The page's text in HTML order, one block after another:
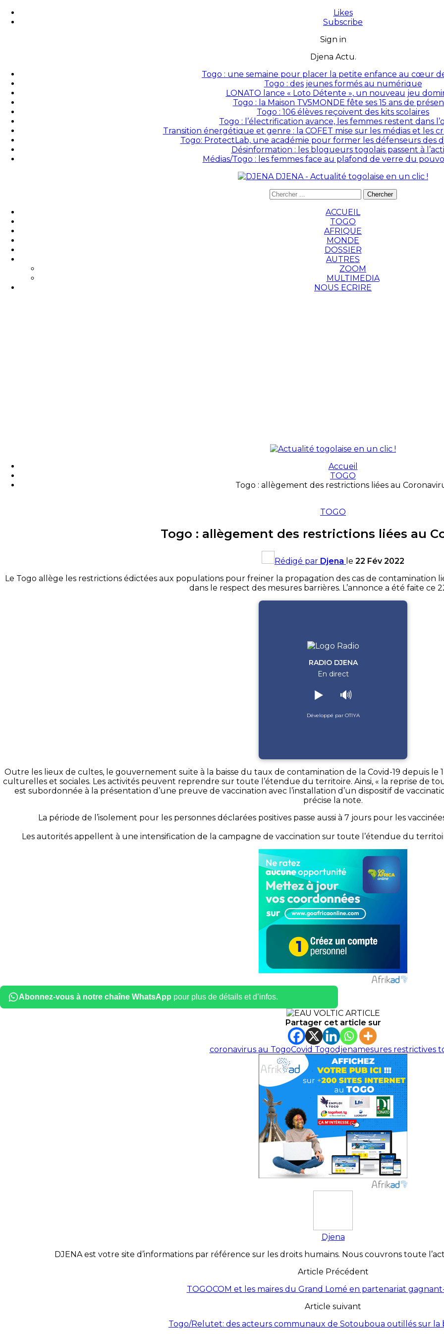
Likes
Subscribe
Sign in
Djena Actu.
Togo : une semaine pour placer la petite enfance au cœur
Togo : des jeunes formés au numérique
LONATO lance « Loto Détente », un nouveau jeu
Togo : la Maison TV5MONDE fête ses 15 ans de
Togo : 106 élèves reçoivent des kits scolaires
Togo : l’électrification avance, les femmes restent dans
Transition énergétique et genre : la COFET mise sur les médias et les
Togo: ProtectLab, une académie pour former les défenseurs des
Désinformation : les blogueurs togolais passent à
Médias/Togo : les femmes face au plafond de verre du
DJENA - Actualité togolaise en un clic !
ACCUEIL
TOGO
AFRIQUE
MONDE
DOSSIER
AUTRES
ZOOM
MULTIMEDIA
NOUS ECRIRE
Accueil
TOGO
Togo : allègement des restrictions liées au
TOGO
Togo : allègement des restrictions liées au
Rédigé par Djena le 22 Fév 2022
Le Togo allège les restrictions édictées aux populations pour freiner la propagation des cas de contamination
dans le respect des mesures barrières. L’annonce a été faite ce
RADIO DJENA
En direct
▶️ 🔊
Développé par OTIYA
Outre les lieux de cultes, le gouvernement suite à la baisse du taux de contamination de la Covid-19 depuis le
culturelles et sociales. Les activités peuvent reprendre sur toute l’étendue du territoire. Ainsi, « la reprise de
est subordonnée à la présentation d’une preuve de vaccination avec l’installation d’un dispositif de
précise la note.
La période de l’isolement pour les personnes déclarées positives passe aussi à 7 jours pour les
Les autorités appellent à une intensification de la campagne de vaccination sur toute l’étendue du
Abonnez-vous à notre chaîne WhatsApp pour plus de détails et d’infos.
Partager cet article sur
coronavirus au TogoCovid Togodjenamesures restrictives
Djena
DJENA est votre site d’informations par référence sur les droits humains. Nous couvrons toute
Article Précédent
TOGOCOM et les maires du Grand Lomé en partenariat
Article suivant
Togo/Relutet: des acteurs communaux de Sotouboua outillés sur la